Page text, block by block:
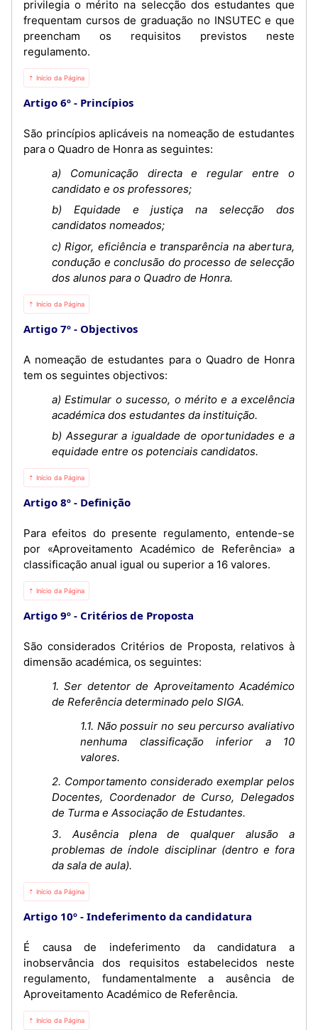
privilegia o mérito na selecção dos estudantes que
frequentam cursos de graduação no INSUTEC e que
preencham os requisitos previstos neste
regulamento.
⇡ Início da Página
Artigo 6º Princípios
São princípios aplicáveis na nomeação de estudantes
para o Quadro de Honra as seguintes:
a) Comunicação directa e regular entre o
candidato e os professores;
b) Equidade e justiça na selecção dos
candidatos nomeados;
c) Rigor, eficiência e transparência na abertura,
condução e conclusão do processo de selecção
dos alunos para o Quadro de Honra.
⇡ Início da Página
Artigo 7º Objectivos
A nomeação de estudantes para o Quadro de Honra
tem os seguintes objectivos:
a) Estimular o sucesso, o mérito e a excelência
académica dos estudantes da instituição.
b) Assegurar a igualdade de oportunidades e a
equidade entre os potenciais candidatos.
⇡ Início da Página
Artigo 8º Definição
Para efeitos do presente regulamento, entende-se
por «Aproveitamento Académico de Referência» a
classificação anual igual ou superior a 16 valores.
⇡ Início da Página
Artigo 9º Critérios de Proposta
São considerados Critérios de Proposta, relativos à
dimensão académica, os seguintes:
1. Ser detentor de Aproveitamento Académico
de Referência determinado pelo SIGA.
1.1. Não possuir no seu percurso avaliativo
nenhuma classificação inferior a 10
valores.
2. Comportamento considerado exemplar pelos
Docentes, Coordenador de Curso, Delegados
de Turma e Associação de Estudantes.
3. Ausência plena de qualquer alusão a
problemas de índole disciplinar (dentro e fora
da sala de aula).
⇡ Início da Página
Artigo 10º Indeferimento da candidatura
É causa de indeferimento da candidatura a
inobservância dos requisitos estabelecidos neste
regulamento, fundamentalmente a ausência de
Aproveitamento Académico de Referência.
⇡ Início da Página